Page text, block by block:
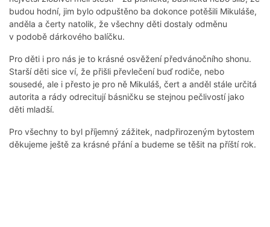
budou hodní, jim bylo odpuštěno ba dokonce potěšili Mikuláše,
anděla a čerty natolik, že všechny děti dostaly odměnu
v podobě dárkového balíčku.
Pro děti i pro nás je to krásné osvěžení předvánočního shonu.
Starší děti sice ví, že přišli převlečení buď rodiče, nebo
sousedé, ale i přesto je pro ně Mikuláš, čert a anděl stále určitá
autorita a rády odrecitují básničku se stejnou pečlivostí jako
děti mladší.
Pro všechny to byl příjemný zážitek, nadpřirozeným bytostem
děkujeme ještě za krásné přání a budeme se těšit na příští rok.